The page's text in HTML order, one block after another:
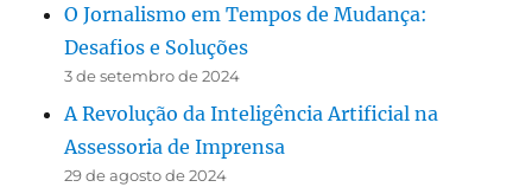
O Jornalismo em Tempos de Mudança:
Desafios e Soluções
3 de setembro de 2024
A Revolução da Inteligência Artificial na
Assessoria de Imprensa
29 de agosto de 2024